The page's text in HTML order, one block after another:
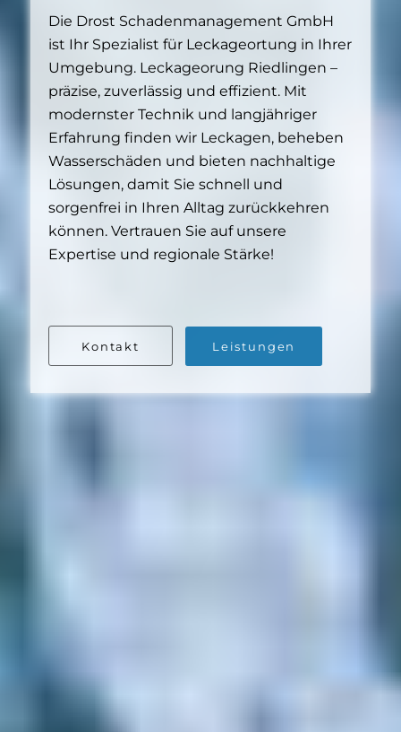
Die Drost Schadenmanagement GmbH
ist Ihr Spezialist für Leckageortung in Ihrer
Umgebung. Leckageorung Riedlingen –
präzise, zuverlässig und effizient. Mit
modernster Technik und langjähriger
Erfahrung finden wir Leckagen, beheben
Wasserschäden und bieten nachhaltige
Lösungen, damit Sie schnell und
sorgenfrei in Ihren Alltag zurückkehren
können. Vertrauen Sie auf unsere
Expertise und regionale Stärke!
Kontakt Leistungen